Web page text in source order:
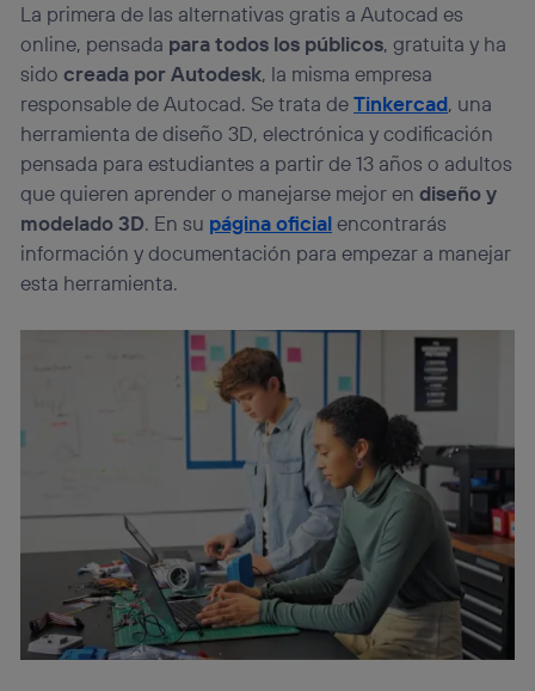
La primera de las alternativas gratis a Autocad es
online, pensada para todos los públicos, gratuita y ha
sidocreada por Autodesk, la misma empresa
responsable de Autocad. Se trata deTinkercad, una
herramienta de diseño 3D, electrónica y codificación
pensada para estudiantes a partir de 13 años o adultos
que quieren aprender o manejarse mejor endiseño y
modelado 3D. En su página oficialencontrarás
información y documentación para empezar a manejar
esta herramienta.
lo que cualquier persona que conecte su dispositivo y
consienta el uso de la tecnología recibirá el mismo
identificador. Típicamente:
Si utilizas unaconexión de banda ancha(p. ej., Wi-Fi),
el marketing o análisis se realizará en función de las
actividades de navegación de los miembros del hogar
que hayan dado su consentimiento.
Si utilizasdatos móviles, el marketing será más
personalizado, ya que se basará únicamente en la
navegación del usuario del móvil.
Puedes gestionar los consentimientos Utiq seleccionando
. Para más información, consulta
política de privacidad de Utiq